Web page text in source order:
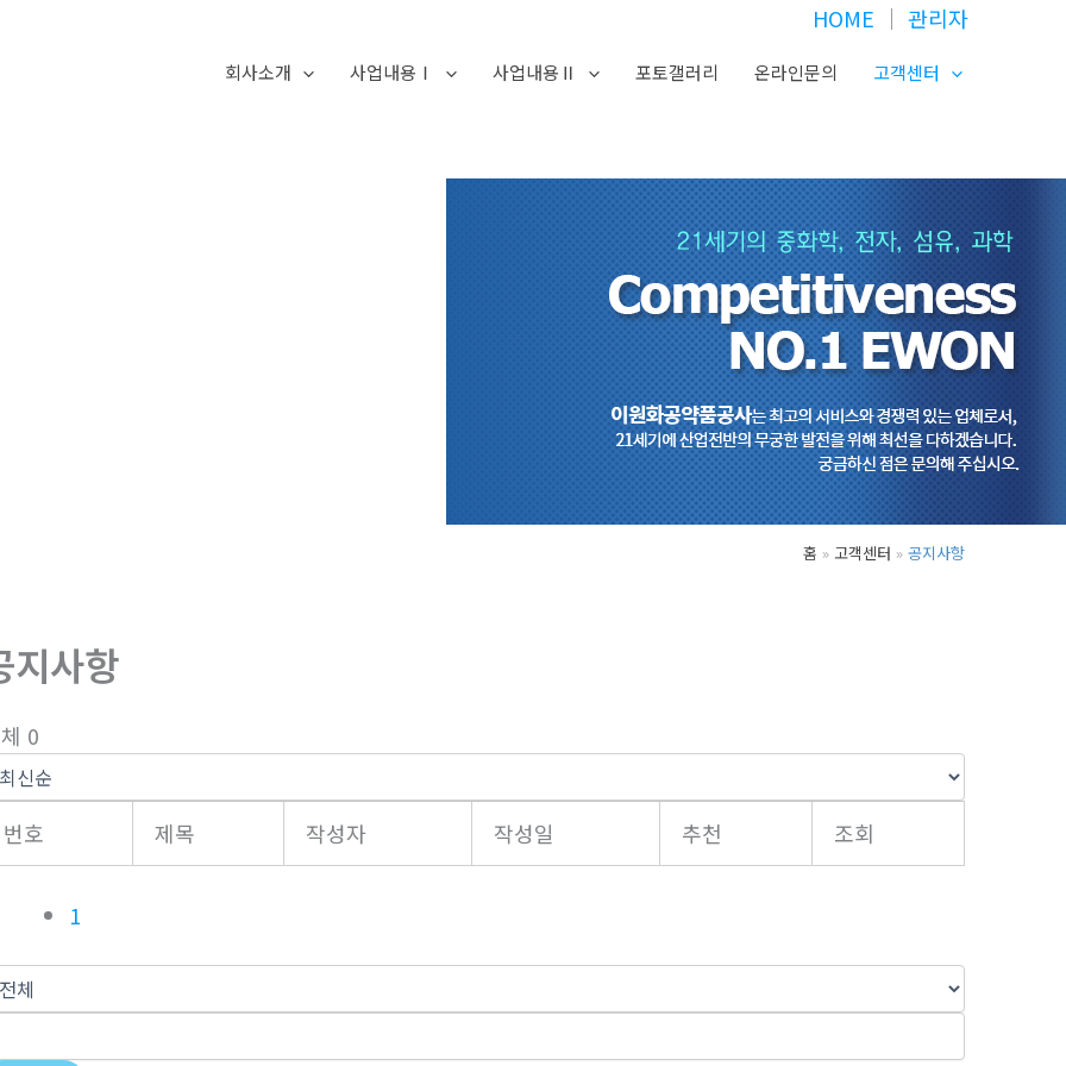
HOME │ 관리자
회사소개 사업내용Ⅰ 사업내용Ⅱ 포토갤러리 온라인문의 고객센터
홈 고객센터 공지사항
지사항
0
번호 제목 작성자 작성일 추천 조회
1